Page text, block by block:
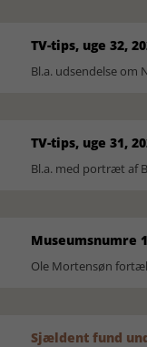
TV-tips, uge 32,
Bl.a. udsendelse om
TV-tips, uge 31,
Bl.a. med portræt af
Museumsnumre
Ole Mortensøn
Sjældent fund